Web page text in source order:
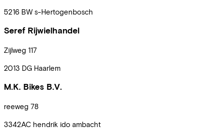
5216 BW s-Hertogenbosch
Seref Rijwielhandel
Zijlweg 117
2013 DG Haarlem
M.K. Bikes B.V.
reeweg 78
3342AC hendrik ido ambacht